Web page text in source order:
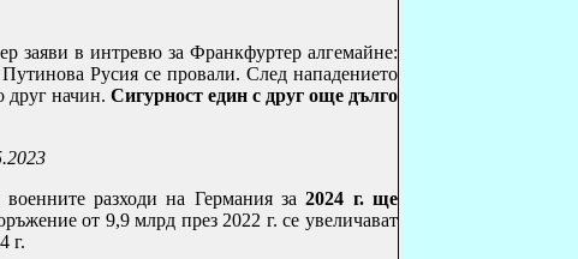
заяви в интревю за Франкфуртер алгемайне:
Русия се провали. След нападението
друг начин. Сигурност един с друг още дълго
разходи на Германия за2024 г. ще
от 9,9 млрд през 2022 г. се увеличават
г.